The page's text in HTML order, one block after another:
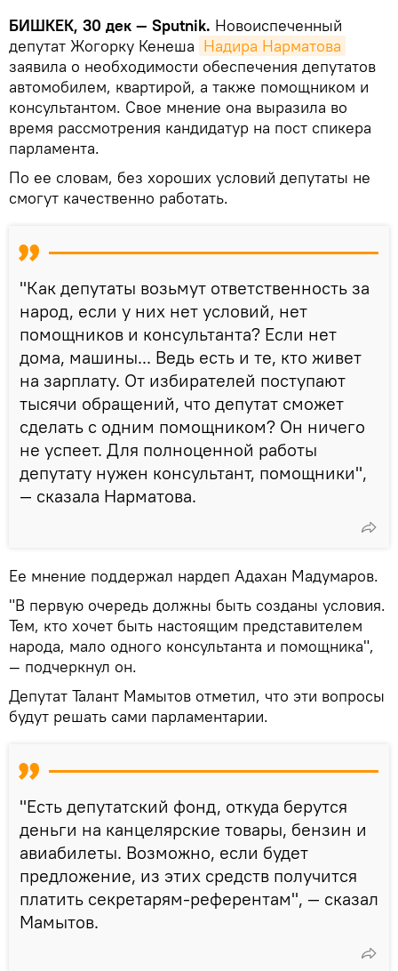
БИШКЕК, 30 дек — Sputnik. Новоиспеченный
депутат Жогорку Кенеша Надира Нарматова
заявила о необходимости обеспечения депутатов
автомобилем, квартирой, а также помощником и
консультантом. Свое мнение она выразила во
время рассмотрения кандидатур на пост спикера
парламента.
По ее словам, без хороших условий депутаты не
смогут качественно работать.
"Как депутаты возьмут ответственность за
народ, если у них нет условий, нет
помощников и консультанта? Если нет
дома, машины... Ведь есть и те, кто живет
на зарплату. От избирателей поступают
тысячи обращений, что депутат сможет
сделать с одним помощником? Он ничего
не успеет. Для полноценной работы
депутату нужен консультант, помощники",
— сказала Нарматова.
Ее мнение поддержал нардеп Адахан Мадумаров.
"В первую очередь должны быть созданы условия.
Тем, кто хочет быть настоящим представителем
народа, мало одного консультанта и помощника",
— подчеркнул он.
Депутат Талант Мамытов отметил, что эти вопросы
будут решать сами парламентарии.
"Есть депутатский фонд, откуда берутся
деньги на канцелярские товары, бензин и
авиабилеты. Возможно, если будет
предложение, из этих средств получится
платить секретарям-референтам", — сказал
Мамытов.